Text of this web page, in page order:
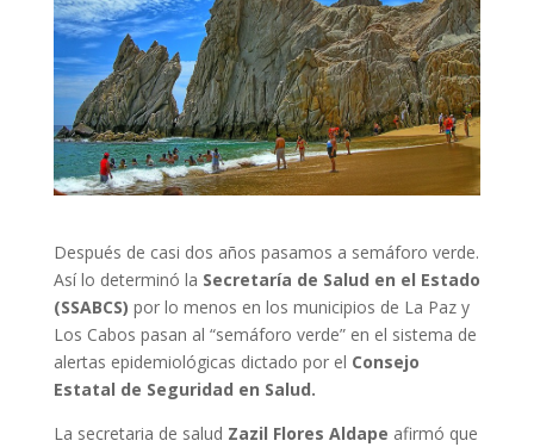
Después de casi dos años pasamos a semáforo verde.
Así lo determinó la Secretaría de Salud en el Estado
(SSABCS) por lo menos en los municipios de La Paz y
Los Cabos pasan al “semáforo verde” en el sistema de
alertas epidemiológicas dictado por el Consejo
Estatal de Seguridad en Salud.
La secretaria de salud Zazil Flores Aldape afirmó que